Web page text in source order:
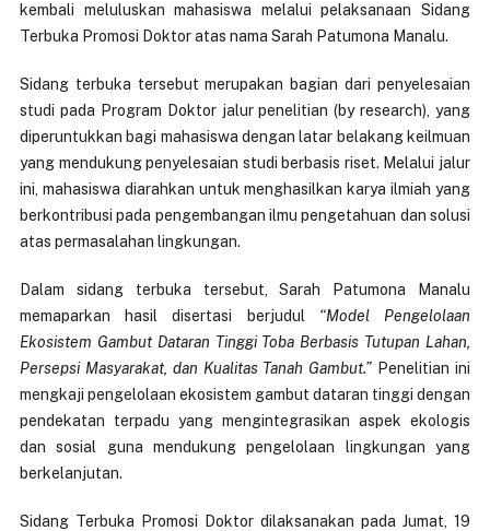
kembali meluluskan mahasiswa melalui pelaksanaan Sidang
Terbuka Promosi Doktor atas nama Sarah Patumona Manalu.
Sidang terbuka tersebut merupakan bagian dari penyelesaian
studi pada Program Doktor jalur penelitian (by research), yang
diperuntukkan bagi mahasiswa dengan latar belakang keilmuan
yang mendukung penyelesaian studi berbasis riset. Melalui jalur
ini, mahasiswa diarahkan untuk menghasilkan karya ilmiah yang
berkontribusi pada pengembangan ilmu pengetahuan dan solusi
atas permasalahan lingkungan.
Dalam sidang terbuka tersebut, Sarah Patumona Manalu
memaparkan hasil disertasi berjudul “Model Pengelolaan
Ekosistem Gambut Dataran Tinggi Toba Berbasis Tutupan Lahan,
Persepsi Masyarakat, dan Kualitas Tanah Gambut.” Penelitian ini
mengkaji pengelolaan ekosistem gambut dataran tinggi dengan
pendekatan terpadu yang mengintegrasikan aspek ekologis
dan sosial guna mendukung pengelolaan lingkungan yang
berkelanjutan.
Sidang Terbuka Promosi Doktor dilaksanakan pada Jumat, 19